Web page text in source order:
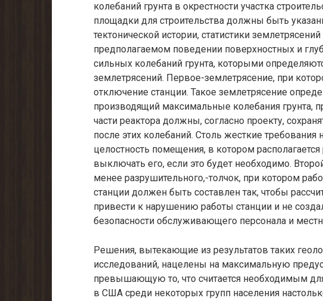
колебаний грунта в окрестности участка
площадки для строительства должны быть
тектонической истории, статистики
предполагаемом поведе­нии поверхностных и
сильных колебаний грунта, которыми
землетрясений. Первое-землетрясение, при
отключение станции. Такое землетрясение
производящий макси­мальные колебания грунта,
части реактора должны, согласно проекту,
после этих колебаний. Столь жесткие
целостность помещения, в котором
выключать его, если это будет необходимо.
менее разрушительного,-толчок, при котором
станции должен быть составлен так, чтобы
привести к нарушению работы станции и не
безопасности обслуживающего персонала и
Решения, вытекающие из результатов таких
исследований, нацелены на макси­мальную
превышающую то, что считается необходимым
в США среди некоторых групп населения